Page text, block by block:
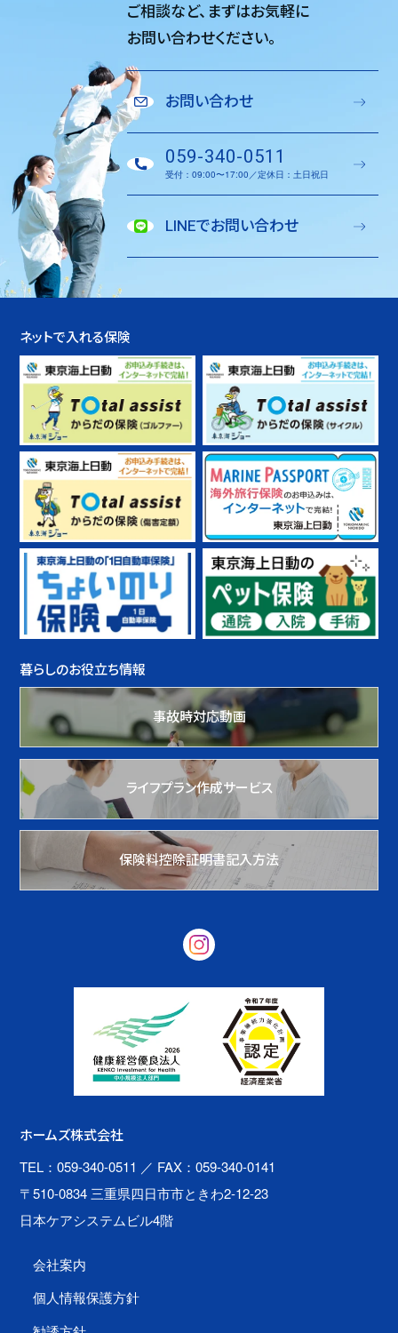
ご相談など、 まずはお気軽に
お問い合わせください。
お問い合わせ
059-340-0511
受付：09:00〜17:00／定休日：土日祝日
LINEでお問い合わせ
ネットで入れる保険
暮らしのお役立ち情報
事故時対応動画
ライフプラン作成サービス
保険料控除証明書記入方法
ホームズ株式会社
TEL：059-340-0511 ／ FAX：059-340-0141
〒510-0834 三重県四日市市ときわ2-12-23
日本ケアシステムビル4階
会社案内
個人情報保護方針